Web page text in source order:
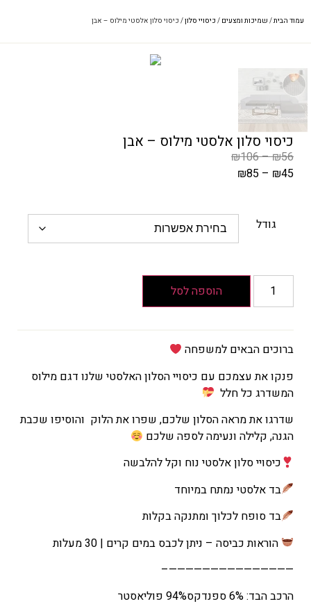
עמוד הבית/ שמיכות ומצעים / כיסויי סלון/ כיסוי סלון אלסטי מילוס – אבן
כיסוי סלון אלסטי מילוס – אבן
₪56
–
₪106
₪45
–
₪85
₪106
טווח
מחירים:
המחיר
הנוכחי
₪45
–
₪85
טווח
מחירים:
עד
גודל
הוספה לסל
ברוכים הבאים למשפחה
פנקו את עצמכם עם כיסויי הסלון האלסטי שלנו דגם מילוס
המשדרג כל חלל
שדרגו את מראה הסלון שלכם, שפרו את הלוק והוסיפו שכבת
הגנה, קלילה ונעימה לספה שלכם
כיסויי סלון אלסטי נוח וקל להלבשה
בד אלסטי נמתח במיוחד
בד סופח לכלוך ומתנקה בקלות
הוראות כביסה – ניתן לכבס במים קרים | 30 מעלות
———————————————–
הרכב הבד: 6% ספנדקס94% פוליאסטר